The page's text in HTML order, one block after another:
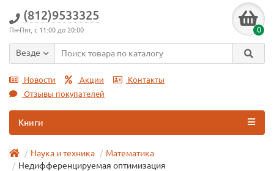
(812)9533325
Пн-Пят, с 11:00 до 20:00 0
Везде
Новости Акции
Контакты
Отзывы покупателей
Книги
Наука и техника
Математика
Недифференцируемая оптимизация